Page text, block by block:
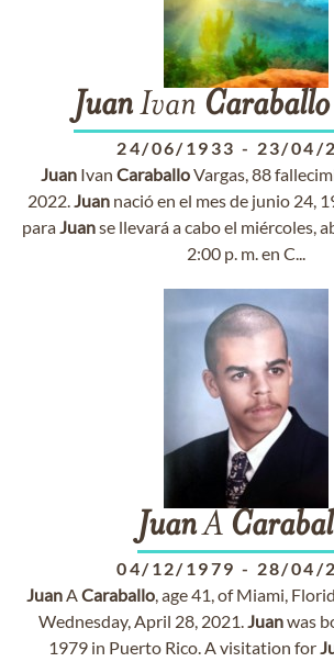
JuanIvan Caraballo
24/06/1933 - 23/04/
JuanIvan CaraballoVargas, 88
2022.Juannació en el mes de junio 24,
paraJuanse llevará a cabo el miércoles,
2:00 p. m. en C...
JuanA
04/12/1979 - 28/04/
JuanACaraballo, age 41, of Miami,
Wednesday, April 28, 2021.Juanwas
1979 in Puerto Rico. A visitation for